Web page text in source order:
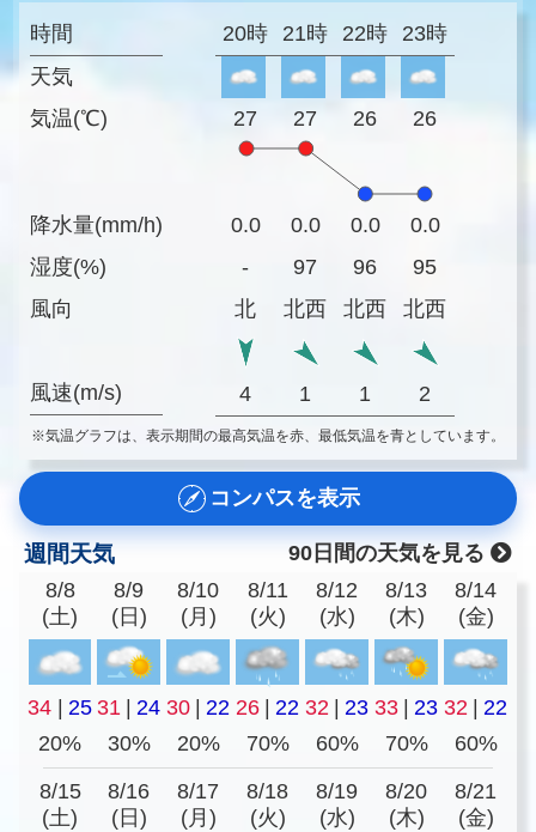
時間
天気
気温(℃)
降水量(mm/h)
湿度(%)
風向
風速(m/s)
20時 21時 22時 23時
27 27 26 26
0.0 0.0 0.0
0.0
-
97 96
95
北
北西 北西 北西
4 1 1 2
※気温グラフは、表示期間の最高気温を赤、最低気温を青としています。
コンパスを表示
週間天気
90日間の天気を見る
8/8
(土)
8/9
(日)
8/10
(月)
8/11
(火)
8/12
(水)
8/13
(木)
8/14
(金)
34 | 25 31 | 24 30 | 22 26 | 22 32 | 23 33 | 23 32 | 22
20%
30% 20% 70% 60% 70% 60%
8/15
(土)
8/16
(日)
8/17
(月)
8/18
(火)
8/19
(水)
8/20
(木)
8/21
(金)